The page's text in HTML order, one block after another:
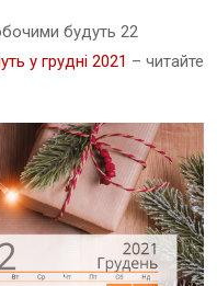
будуть 22
у грудні 2021 – читайте